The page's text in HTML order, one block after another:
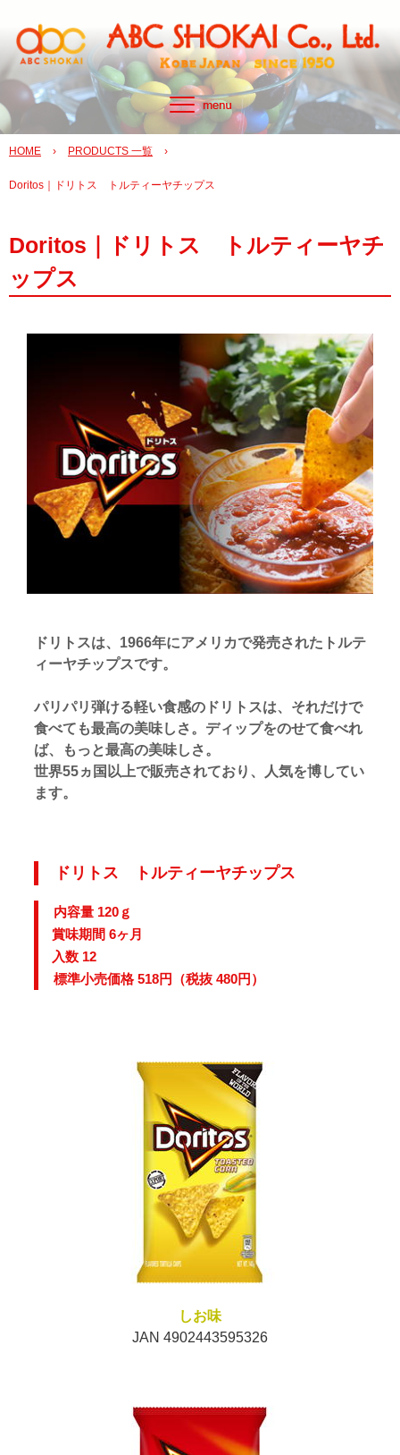
HOME › PRODUCTS 一覧 ›
Doritos｜ドリトス トルティーヤチップス
Doritos｜ドリトス トルティーヤチ
ップス
ドリトスは、1966年にアメリカで発売されたトルテ
ィーヤチップスです。
パリパリ弾ける軽い食感のドリトスは、それだけで
食べても最高の美味しさ。ディップをのせて食べれ
ば、もっと最高の美味しさ。
世界55ヵ国以上で販売されており、人気を博してい
ます。
ドリトス トルティーヤチップス
内容量 120ｇ
賞味期間 6ヶ月
入数 12
標準小売価格 518円（税抜 480円）
しお味
JAN 4902443595326